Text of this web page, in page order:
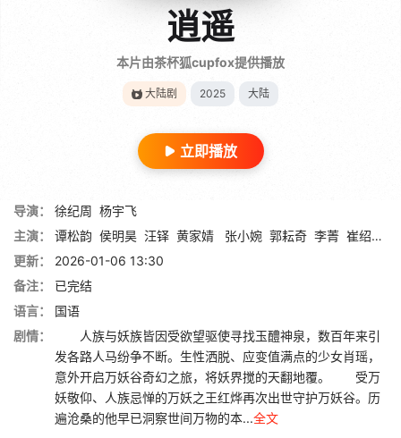
逍遥
本片由茶杯狐cupfox提供播放
大陆剧 2025 大陆
立即播放
导演： 徐纪周 杨宇飞
主演：
谭松韵 侯明昊 汪铎 黄家婧 张小婉 郭耘奇 李菁 崔绍涵
更新：
2026-01-06 13:30
备注：
已完结
语言：
国语
剧情：
人族与妖族皆因受欲望驱使寻找玉醴神泉，数百年来引
发各路人马纷争不断。生性洒脱、应变值满点的少女肖瑶，
意外开启万妖谷奇幻之旅，将妖界搅的天翻地覆。 受万
妖敬仰、人族忌惮的万妖之王红烨再次出世守护万妖谷。历
遍沧桑的他早已洞察世间万物的本...全文